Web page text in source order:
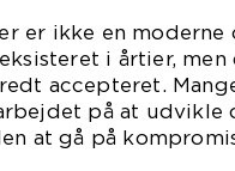
er ikke en moderne
i årtier,
accepteret.
på at udvikle
at gå på